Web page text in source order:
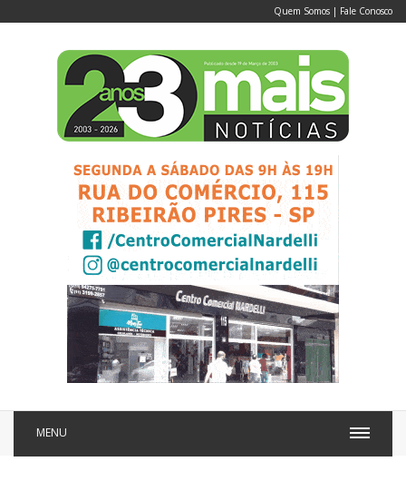
Quem Somos | Fale Conosco
MENU